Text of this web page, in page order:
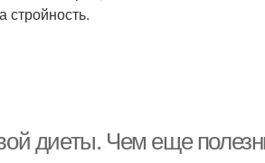
диеты. Чем еще